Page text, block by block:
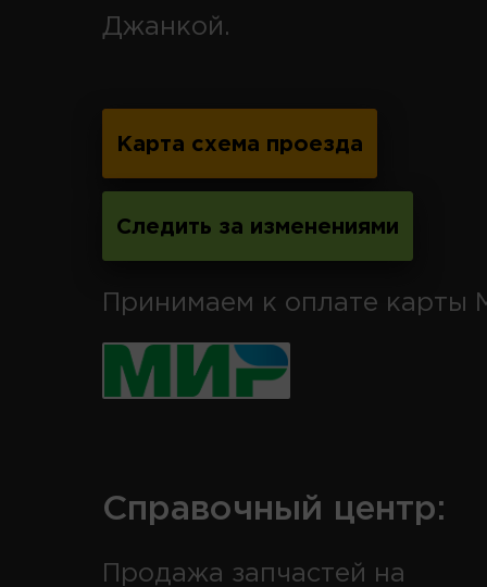
Джанкой.
Карта схема проезда
Следить за изменениями
Принимаем к оплате карты
Справочный центр:
Продажа запчастей на